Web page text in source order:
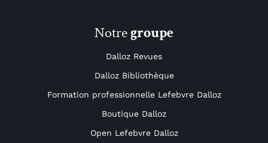
Notregroupe
Dalloz Revues
Dalloz Bibliothèque
Formation professionnelle Lefebvre Dalloz
Boutique Dalloz
Open Lefebvre Dalloz